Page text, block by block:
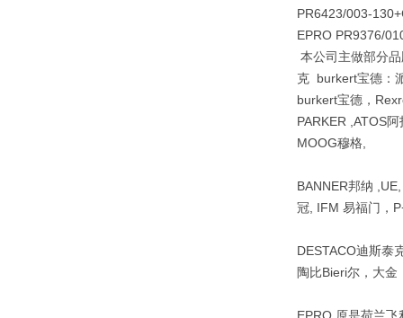
PR6423/003-
EPRO PR9376/
本公司主做部分
克 burkert宝德：
burkert宝德，
PARKER ,ATOS
MOOG穆格,
BANNER邦纳
冠, IFM 易福门，
DESTACO迪斯泰
陶比Bieri尔，大金